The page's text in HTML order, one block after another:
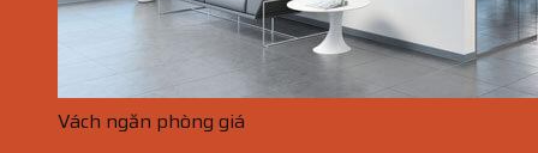
Vách ngăn phòng giá